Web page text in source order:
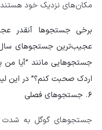
مکان‌های نزدیک خود
برخی جستجوها آنقدر
عجیب‌ترین جستجوهای سال
جستجوهایی مانند “آیا من
اردک صحبت کنم؟” در این
۶. جستجوهای فصلی
جستجوهای گوگل به شدت